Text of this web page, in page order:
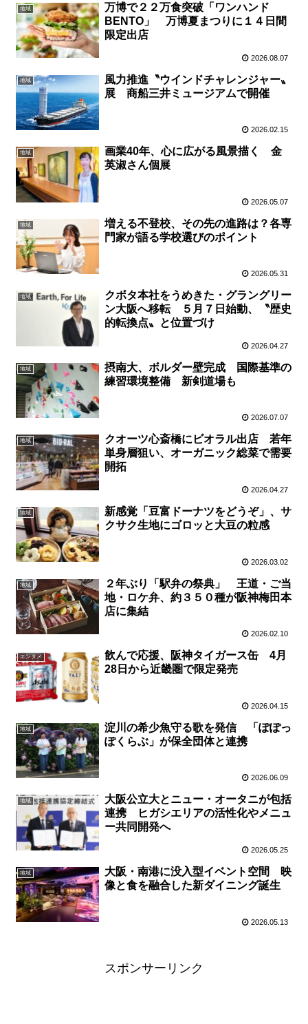
地域
万博で２２万食突破「ワンハンド
BENTO」 万博夏まつりに１４日間
限定出店
2026.08.07
地域
風力推進〝ウインドチャレンジャー〟
展 商船三井ミュージアムで開催
2026.02.15
地域
画業40年、心に広がる風景描く 金
英淑さん個展
2026.05.07
地域
増える不登校、その先の進路は？各専
門家が語る学校選びのポイント
2026.05.31
地域
クボタ本社をうめきた・グラングリー
ン大阪へ移転 ５月７日始動、〝歴史
的転換点〟と位置づけ
2026.04.27
地域
摂南大、ボルダー壁完成 国際基準の
練習環境整備 新剣道場も
2026.07.07
地域
クオーツ心斎橋にビオラル出店 若年
単身層狙い、オーガニック総菜で需要
開拓
2026.04.27
地域
新感覚「豆富ドーナツをどうぞ」、サ
クサク生地にゴロッと大豆の粒感
2026.03.02
地域
２年ぶり「駅弁の祭典」 王道・ご当
地・ロケ弁、約３５０種が阪神梅田本
店に集結
2026.02.10
エンタメ
飲んで応援、阪神タイガース缶 4月
28日から近畿圏で限定発売
2026.04.15
地域
淀川の希少魚守る歌を発信 「ぽぽっ
ぽくらぶ」が保全団体と連携
2026.06.09
地域
大阪公立大とニュー・オータニが包括
連携 ヒガシエリアの活性化やメニュ
ー共同開発へ
2026.05.25
地域
大阪・南港に没入型イベント空間 映
像と食を融合した新ダイニング誕生
2026.05.13
スポンサーリンク